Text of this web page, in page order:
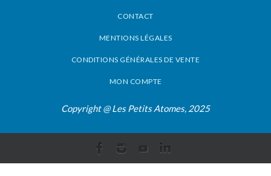
CONTACT
MENTIONS LÉGALES
CONDITIONS GÉNÉRALES DE VENTE
MON COMPTE
Copyright @ Les Petits Atomes, 2025